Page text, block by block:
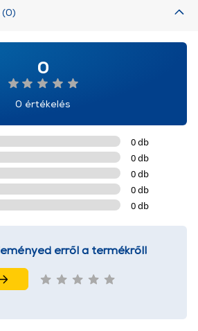
(0)
0
0 értékelés
0 db
0 db
0 db
0 db
0 db
erről a termékről!